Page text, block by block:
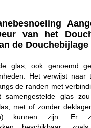
van het
de Douchebijlage
glas, ook genoemd
Het verwijst naar
de randen met
samengestelde glas
met of zonder
kunnen zijn. Er